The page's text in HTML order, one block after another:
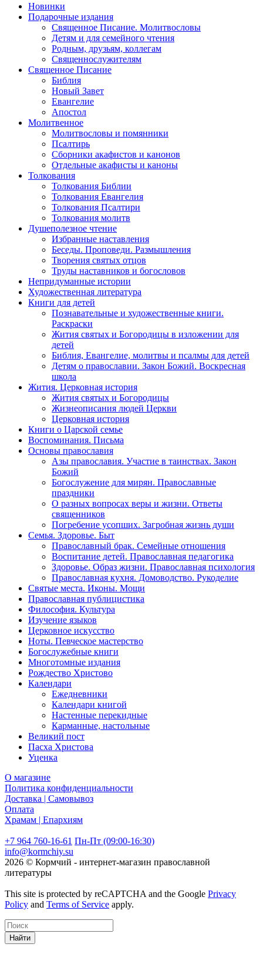
Новинки
Подарочные издания
Священное Писание. Молитвословы
Детям и для семейного чтения
Родным, друзьям, коллегам
Священнослужителям
Священное Писание
Библия
Новый Завет
Евангелие
Апостол
Молитвенное
Молитвословы и помянники
Псалтирь
Сборники акафистов и канонов
Отдельные акафисты и каноны
Толкования
Толкования Библии
Толкования Евангелия
Толкования Псалтири
Толкования молитв
Душеполезное чтение
Избранные наставления
Беседы. Проповеди. Размышления
Творения святых отцов
Труды наставников и богословов
Непридуманные истории
Художественная литература
Книги для детей
Познавательные и художественные книги.
Раскраски
Жития святых и Богородицы в изложении для
детей
Библия, Евангелие, молитвы и псалмы для детей
Детям о православии. Закон Божий. Воскресная
школа
Жития. Церковная история
Жития святых и Богородицы
Жизнеописания людей Церкви
Церковная история
Книги о Царской семье
Воспоминания. Письма
Основы православия
Азы православия. Участие в таинствах. Закон
Божий
Богослужение для мирян. Православные
праздники
О разных вопросах веры и жизни. Ответы
священников
Погребение усопших. Загробная жизнь души
Семья. Здоровье. Быт
Православный брак. Семейные отношения
Воспитание детей. Православная педагогика
Здоровье. Образ жизни. Православная психология
Православная кухня. Домоводство. Рукоделие
Святые места. Иконы. Мощи
Православная публицистика
Философия. Культура
Изучение языков
Церковное искусство
Ноты. Певческое мастерство
Богослужебные книги
Многотомные издания
Рождество Христово
Календари
Ежедневники
Календари книгой
Настенные перекидные
Карманные, настольные
Великий пост
Пасха Христова
Уценка
О магазине
Политика конфиденциальности
Доставка | Самовывоз
Оплата
Храмам | Епархиям
+7 964 760-16-61 Пн-Пт (09:00-16:30)
info@kormchiy.su
2026 © Кормчий - интернет-магазин православной
литературы
This site is protected by reCAPTCHA and the Google Privacy
Policy and Terms of Service apply.
Найти